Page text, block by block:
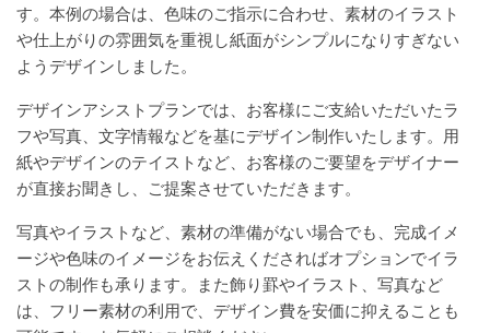
す。本例の場合は、色味のご指示に合わせ、素材のイラスト
や仕上がりの雰囲気を重視し紙面がシンプルになりすぎない
ようデザインしました。
デザインアシストプランでは、お客様にご支給いただいたラ
フや写真、文字情報などを基にデザイン制作いたします。用
紙やデザインのテイストなど、お客様のご要望をデザイナー
が直接お聞きし、ご提案させていただきます。
写真やイラストなど、素材の準備がない場合でも、完成イメ
ージや色味のイメージをお伝えくださればオプションでイラ
ストの制作も承ります。また飾り罫やイラスト、写真など
は、フリー素材の利用で、デザイン費を安価に抑えることも